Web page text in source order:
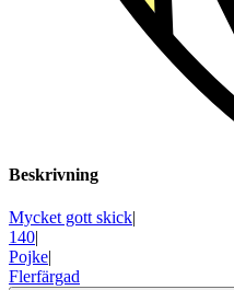
Beskrivning
Mycket gott skick|
140|
Pojke|
Flerfärgad